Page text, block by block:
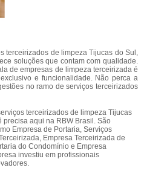
terceirizados de limpeza Tijucas do Sul,
soluções que contam com qualidade.
de empresas de limpeza terceirizada é
e funcionalidade. Não perca a
no ramo de serviços terceirizados
terceirizados de limpeza Tijucas
aqui na RBW Brasil. São
Empresa de Portaria, Serviços
Empresa Terceirizada de
do Condomínio e Empresa
investiu em profissionais